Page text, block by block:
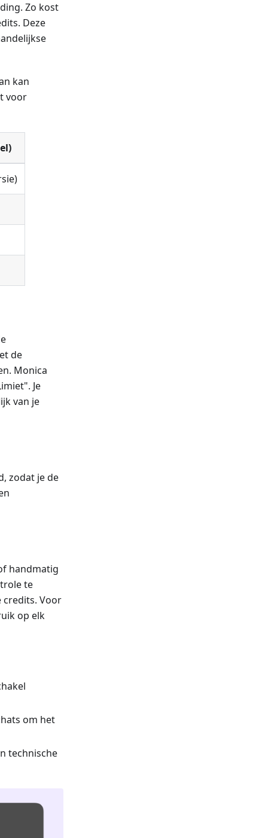
Zo kost
Deze
kan
voor
de
Monica
Je
van je
zodat je de
handmatig
te
credits. Voor
op elk
om het
technische